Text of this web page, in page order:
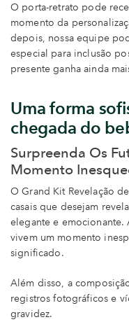
O porta-retrato pode
momento da
depois, nossa equipe
especial para inclusão
presente ganha ainda
Uma forma
chegada do
Surpreenda Os
Momento
O Grand Kit Revelação
casais que desejam
elegante e emocionante.
vivem um momento
significado.
Além disso, a
registros fotográficos e
gravidez.